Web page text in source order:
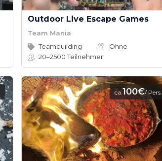
Outdoor Live Escape Games
Team Mania
Teambuilding
Ohne
20–2500Teilnehmer
ca.100€/ Pers.